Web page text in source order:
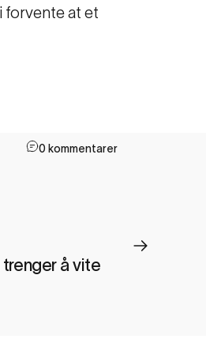
forvente at et
0 kommentarer
trenger å vite